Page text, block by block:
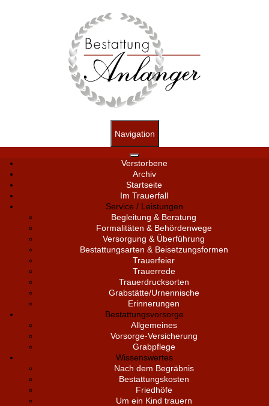
Navigation
Verstorbene
Archiv
Startseite
Im Trauerfall
Service / Leistungen
Begleitung & Beratung
Formalitäten & Behördenwege
Versorgung & Überführung
Bestattungsarten & Beisetzungsformen
Trauerfeier
Trauerrede
Trauerdrucksorten
Grabstätte/Urnennische
Erinnerungen
Bestattungsvorsorge
Allgemeines
Vorsorge-Versicherung
Grabpflege
Wissenswertes
Nach dem Begräbnis
Bestattungskosten
Friedhöfe
Um ein Kind trauern